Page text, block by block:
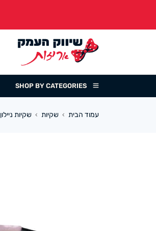
SHOP BY CATEGORIES
עמוד הבית › שקיות › שקיות ניילון